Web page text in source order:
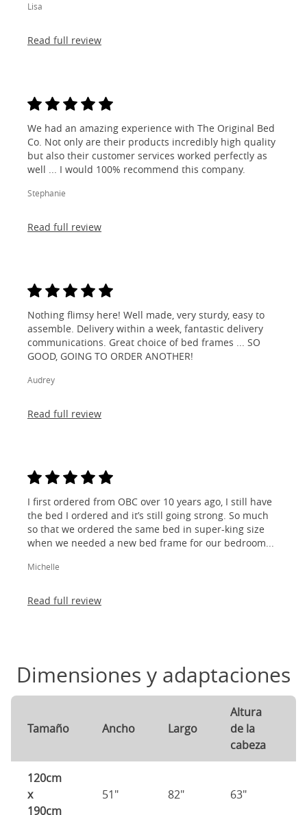
Lisa
Read full review
We had an amazing experience with The Original Bed
Co. Not only are their products incredibly high quality
but also their customer services worked perfectly as
well ... I would 100% recommend this company.
Stephanie
Read full review
Nothing flimsy here! Well made, very sturdy, easy to
assemble. Delivery within a week, fantastic delivery
communications. Great choice of bed frames ... SO
GOOD, GOING TO ORDER ANOTHER!
Audrey
Read full review
I first ordered from OBC over 10 years ago, I still have
the bed I ordered and it’s still going strong. So much
so that we ordered the same bed in super-king size
when we needed a new bed frame for our bedroom...
Michelle
Read full review
Dimensiones y adaptaciones
Tamaño Ancho Largo
Altura
de la
cabeza
120cm
x
190cm
51" 82" 63"